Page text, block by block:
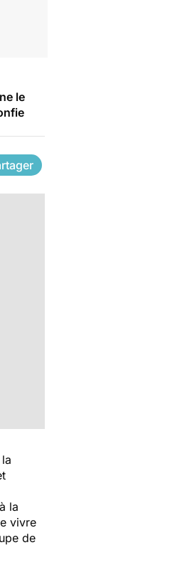
le
la
vivre
de